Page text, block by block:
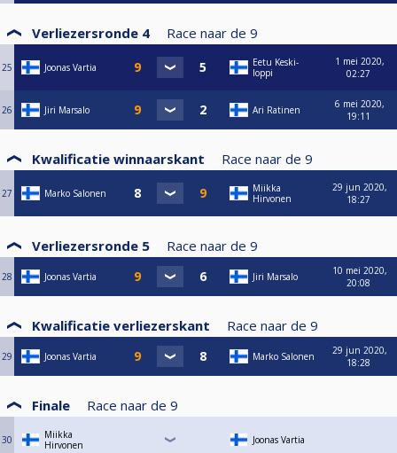
Verliezersronde 4 Race naar de 9
25 Joonas Vartia
Eetu Keski-
loppi
1 mei 2020,
02:27
26 Jiri Marsalo Ari Ratinen
6 mei 2020,
19:11
Kwalificatie winnaarskant Race naar de 9
27 Marko Salonen
Miikka
Hirvonen
29 jun 2020,
18:27
Verliezersronde 5 Race naar de 9
28 Joonas Vartia Jiri Marsalo
10 mei 2020,
20:08
Kwalificatie verliezerskant Race naar de 9
29 Joonas Vartia Marko Salonen
29 jun 2020,
18:28
Finale Race naar de 9
30
Miikka
Hirvonen
Joonas Vartia